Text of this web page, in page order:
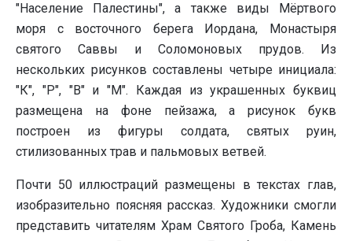
"Население Палестины", а также виды Мёртвого
моря с восточного берега Иордана, Монастыря
святого Саввы и Соломоновых прудов. Из
нескольких рисунков составлены четыре инициала:
"К", "Р", "В" и "М". Каждая из украшенных буквиц
размещена на фоне пейзажа, а рисунок букв
построен из фигуры солдата, святых руин,
стилизованных трав и пальмовых ветвей.
Почти 50 иллюстраций размещены в текстах глав,
изобразительно поясняя рассказ. Художники смогли
представить читателям Храм Святого Гроба, Камень